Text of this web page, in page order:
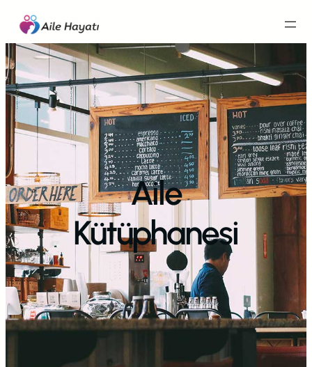
İçeriğe
geç
Aile
Kütüphanesi